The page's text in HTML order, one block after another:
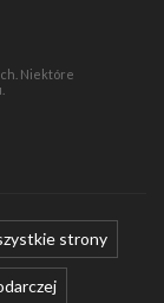
Niektóre
strony